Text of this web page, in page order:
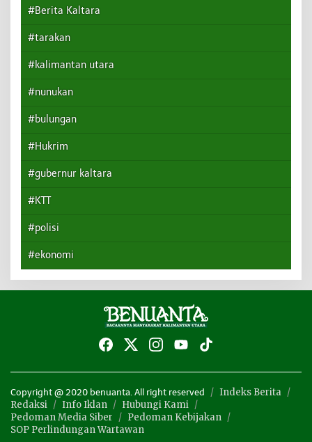
#Berita Kaltara
#tarakan
#kalimantan utara
#nunukan
#bulungan
#Hukrim
#gubernur kaltara
#KTT
#polisi
#ekonomi
Copyright @ 2020 benuanta. All right reserved
Indeks Berita
Redaksi
Info Iklan
Hubungi Kami
Pedoman Media Siber
Pedoman Kebijakan
SOP Perlindungan Wartawan